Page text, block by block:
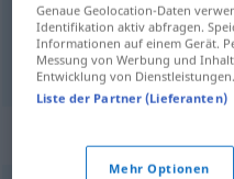
ganzu.gar,völlig,absolut
Genaue Geolocation-Daten
Identifikation aktiv abfragen.
Informationen auf einem Gerät.
Messung von Werbung und
Entwicklung von Dienstleistungen.
Liste der Partner (Lieferanten)
Mehr Optionen